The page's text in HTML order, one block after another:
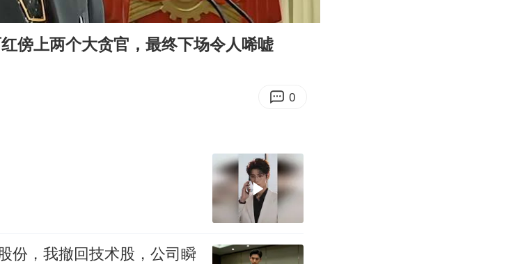
广岛核爆81周年等答记者问
获美国退税8136万
楼”读数爆表
淫集团主犯被通缉
01:09
傍上两个大贪官，最终下场令人唏嘘
0
份，我撤回技术股，公司瞬